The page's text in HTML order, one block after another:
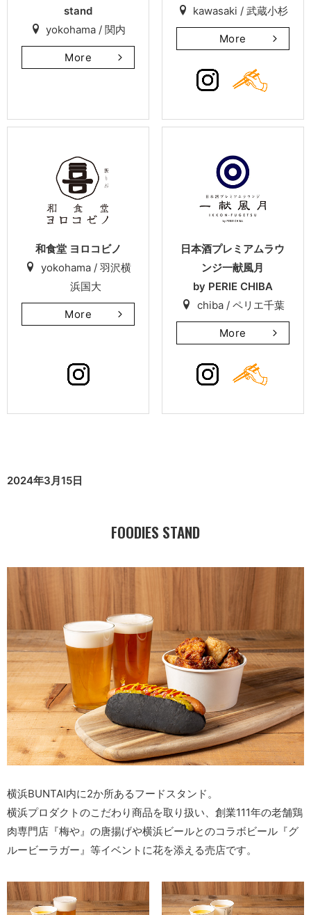
stand
yokohama / 関内
More
kawasaki / 武蔵小杉
More
和食堂 ヨロコビノ
yokohama / 羽沢横
浜国大
More
日本酒プレミアムラウ
ンジ⼀献⾵⽉
by PERIE CHIBA
chiba / ペリエ千葉
More
2024年3月15日
FOODIES STAND
横浜BUNTAI内に2か所あるフードスタンド。
横浜プロダクトのこだわり商品を取り扱い、創業111年の老舗鶏
肉専門店『梅や』の唐揚げや横浜ビールとのコラボビール『グ
ルービーラガー』等イベントに花を添える売店です。